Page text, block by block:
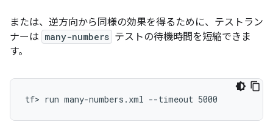
または、逆方向から同様の効果を得るために、テストラン
ナーは many-numbers テストの待機時間を短縮できま
す。
tf> run many-numbers.xml --timeout 5000